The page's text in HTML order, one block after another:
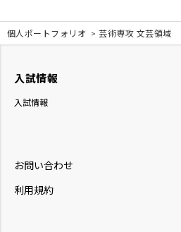
投
稿
個人ポートフォリオ 芸術専攻 文芸領域
お問い合わせ
利用規約
入試情報
入試情報